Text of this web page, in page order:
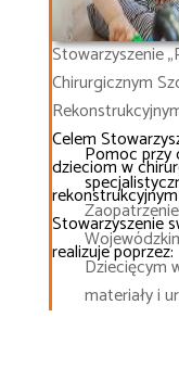
Stowarzyszenie
Chirurgicznym
Celem
dzieciom w
Stowarzyszenie
realizuje poprzez:
Pomoc przy
Dziecięcym
materiały i